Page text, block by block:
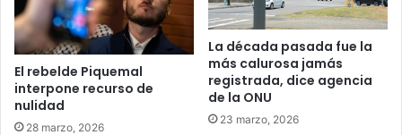
El rebelde Piquemal
interpone recurso de
nulidad
28 marzo, 2026
La década pasada fue la
más calurosa jamás
registrada, dice agencia
de la ONU
23 marzo, 2026